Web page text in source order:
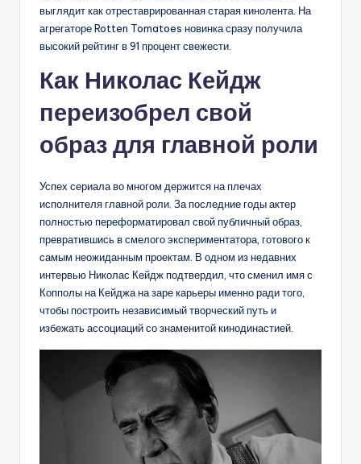
выглядит как отреставрированная старая кинолента. На
агрегаторе Rotten Tomatoes новинка сразу получила
высокий рейтинг в 91 процент свежести.
Как Николас Кейдж
переизобрел свой
образ для главной роли
Успех сериала во многом держится на плечах
исполнителя главной роли. За последние годы актер
полностью переформатировал свой публичный образ,
превратившись в смелого экспериментатора, готового к
самым неожиданным проектам. В одном из недавних
интервью Николас Кейдж подтвердил, что сменил имя с
Копполы на Кейджа на заре карьеры именно ради того,
чтобы построить независимый творческий путь и
избежать ассоциаций со знаменитой кинодинастией.